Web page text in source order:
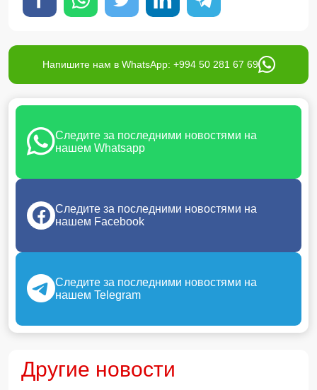
Напишите нам в WhatsApp: +994 50 281 67 69
Следите за последними новостями на
нашем Whatsapp
Следите за последними новостями на
нашем Facebook
Следите за последними новостями на
нашем Telegram
Другие новости